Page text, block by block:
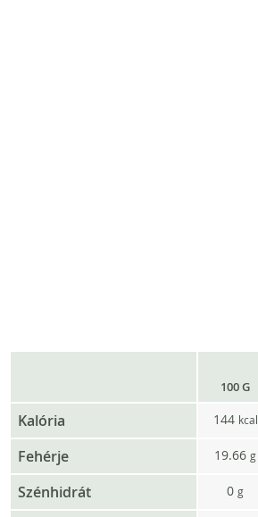
100 G
Kalória 144 kcal
Fehérje 19.66 g
Szénhidrát 0 g